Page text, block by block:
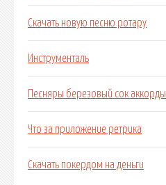
Скачать новую песню ротару
Инструменталь
Песняры березовый сок аккорды
Что за приложение ретрика
Скачать покердом на деньги